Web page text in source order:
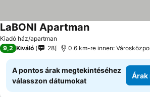
Kiadó ház/apartman
LaBONI ApartmanÁrak
9,2 Kiváló 28 0.6 km-re innen:
A pontos árak megtekintéséhez
válasszon dátumokat
Árak